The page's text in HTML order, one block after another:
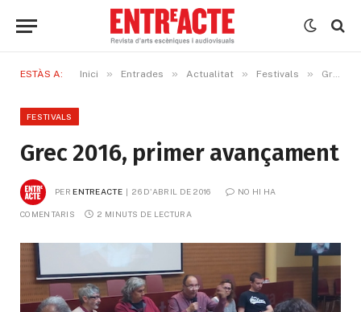
ESTÀS A: Inici » Entrades » Actualitat » Festivals » Grec 2016, primer avançament
FESTIVALS
Grec 2016, primer avançament
PER ENTREACTE 26 D'ABRIL DE 2016 NO HI HA
COMENTARIS 2 MINUTS DE LECTURA